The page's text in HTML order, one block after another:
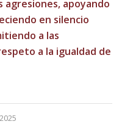
agresiones, apoyando
en silencio
a las
a la igualdad de